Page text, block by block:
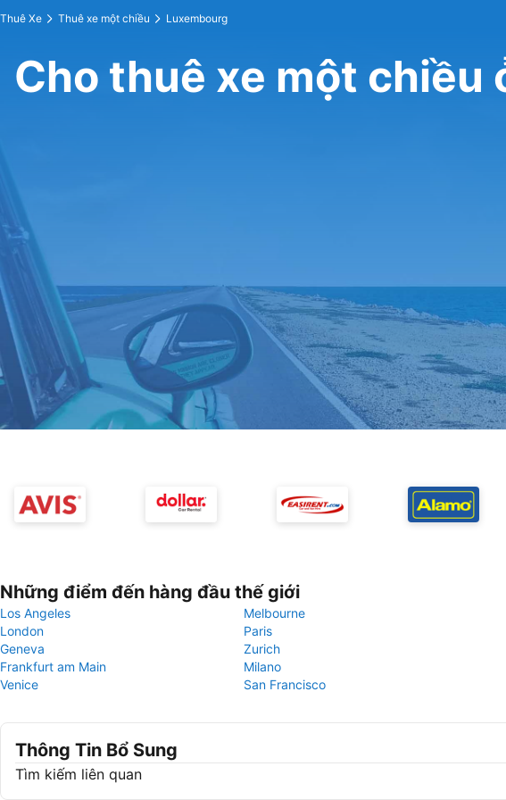
Thuê Xe Thuê xe một chiều Luxembourg
Cho thuê xe một chiều
Những điểm đến hàng đầu thế giới
Los Angeles
Melbourne
London
Paris
Geneva
Zurich
Frankfurt am Main
Milano
Venice
San Francisco
Thông Tin Bổ Sung
Tìm kiếm liên quan